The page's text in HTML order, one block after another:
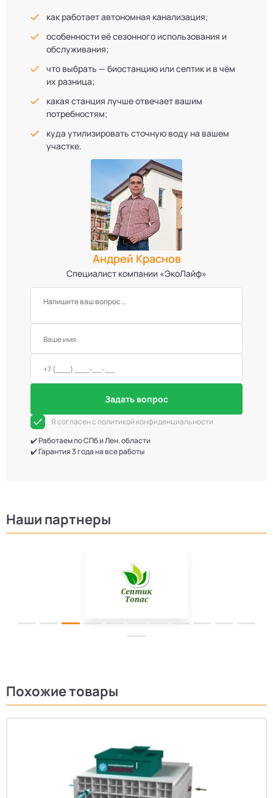
как работает автономная канализация;
особенности её сезонного использования и
обслуживания;
что выбрать — биостанцию или септик и в чём
их разница;
какая станция лучше отвечает вашим
потребностям;
куда утилизировать сточную воду на вашем
участке.
Андрей Краснов
Специалист компании «ЭкоЛайф»
Задать вопрос
Я согласен с политикой конфиденциальности
✔️ Работаем по СПб и Лен. области
✔️ Гарантия 3 года на все работы
Наши партнеры
Похожие товары